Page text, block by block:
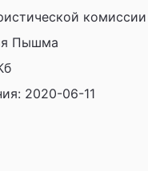
Пышма
2020-06-11